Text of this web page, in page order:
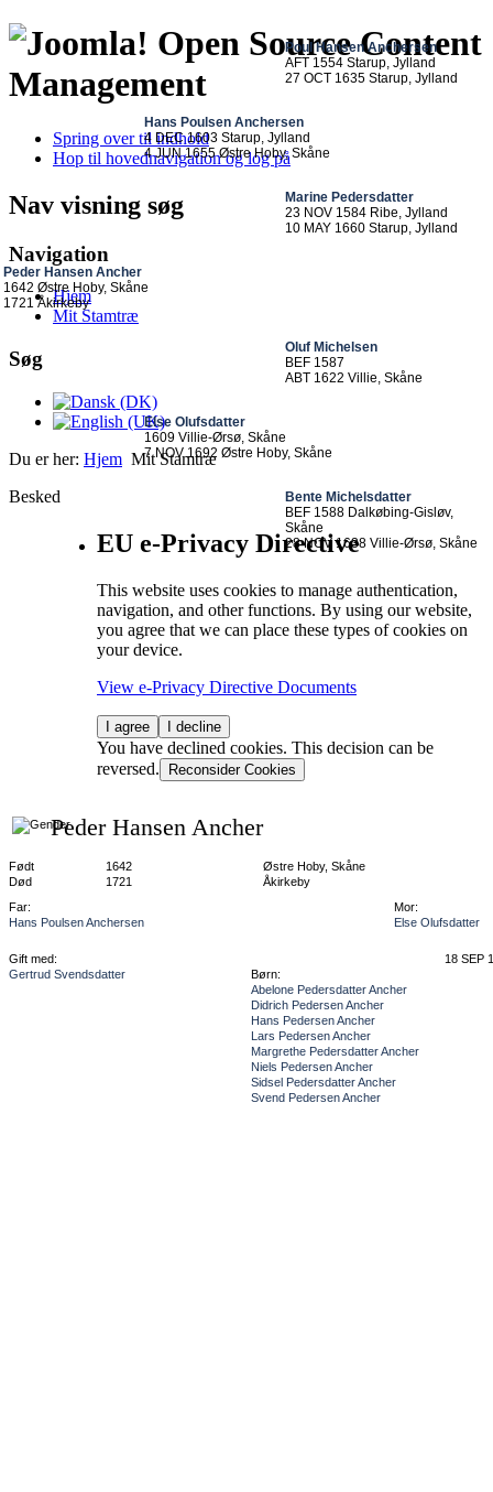
Open Source Content
Management
Spring over til indhold
Hop til hovednavigation og log på
Nav visning søg
Navigation
Hjem
Mit Stamtræ
Søg
Du er her: Hjem Mit Stamtræ
Besked
EU e-Privacy Directive
This website uses cookies to manage authentication,
navigation, and other functions. By using our website,
you agree that we can place these types of cookies on
your device.
View e-Privacy Directive Documents
I agree I decline
You have declined cookies. This decision can be
reversed.
Reconsider Cookies
Peder Hansen Ancher
Født 1642
Østre Hoby, Skåne
Død
1721
Åkirkeby
Far:
Hans Poulsen Anchersen
Mor:
Else Olufsdatter
Gift med:
Gertrud Svendsdatter
18 SEP
Børn:
Abelone Pedersdatter Ancher
Didrich Pedersen Ancher
Hans Pedersen Ancher
Lars Pedersen Ancher
Margrethe Pedersdatter Ancher
Niels Pedersen Ancher
Sidsel Pedersdatter Ancher
Svend Pedersen Ancher
Peder Hansen Ancher
1642 Østre Hoby, Skåne
1721 Åkirkeby
Hans Poulsen Anchersen
4 DEC 1603 Starup, Jylland
4 JUN 1655 Østre Hoby, Skåne
Poul Hansen Anchersen
AFT 1554 Starup, Jylland
27 OCT 1635 Starup, Jylland
Marine Pedersdatter
23 NOV 1584 Ribe, Jylland
10 MAY 1660 Starup, Jylland
Else Olufsdatter
1609 Villie-Ørsø, Skåne
7 NOV 1692 Østre Hoby, Skåne
Oluf Michelsen
BEF 1587
ABT 1622 Villie, Skåne
Bente Michelsdatter
BEF 1588 Dalkøbing-Gisløv,
Skåne
28 NOV 1638 Villie-Ørsø, Skåne